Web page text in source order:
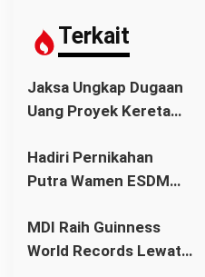
p
o
s
Terkait
Jaksa Ungkap Dugaan
Uang Proyek Kereta
Miftah, Cek Faktanya
Hadiri Pernikahan
Putra Wamen ESDM
Franciscus Sibarani
Pererat Silaturahmi
MDI Raih Guinness
World Records Lewat